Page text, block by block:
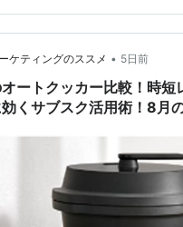
ヒーの準備が…
ケティングのススメ • 5日前
ートクッカー比較！時短
くサブスク活用術！8月